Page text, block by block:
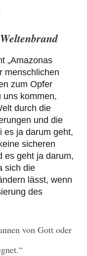
„Amazonas
menschlichen
zum Opfer
uns kommen,
durch die
und die
es ja darum geht,
sicheren
es geht ja darum,
sich die
lässt, wenn
des
von Gott oder